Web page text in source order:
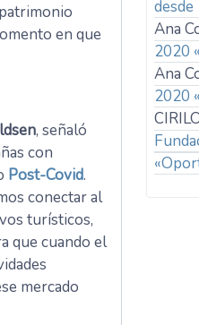
en que
, señaló
con
Post-Covid.
conectar al
turísticos,
que cuando el
mercado
Ana
2020
Ana
2020